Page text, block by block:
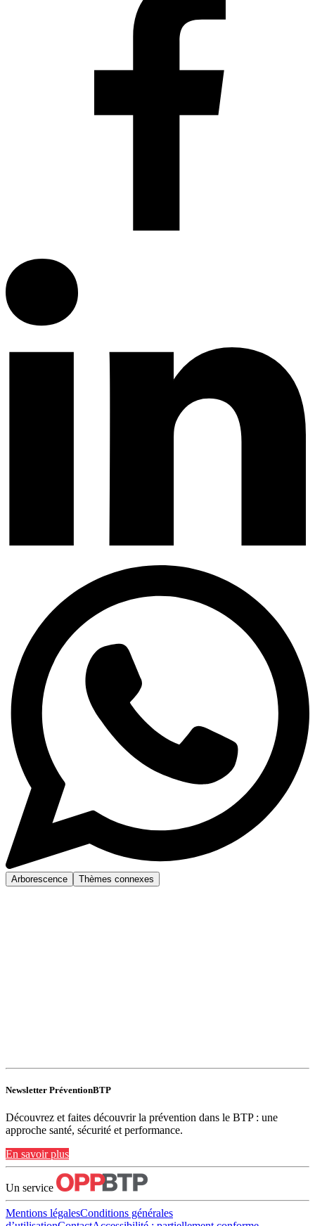
Arborescence Thèmes connexes
Newsletter PréventionBTP
Découvrez et faites découvrir la prévention dans le BTP : une
approche santé, sécurité et performance.
En savoir plus
Un service
Mentions légalesConditions générales